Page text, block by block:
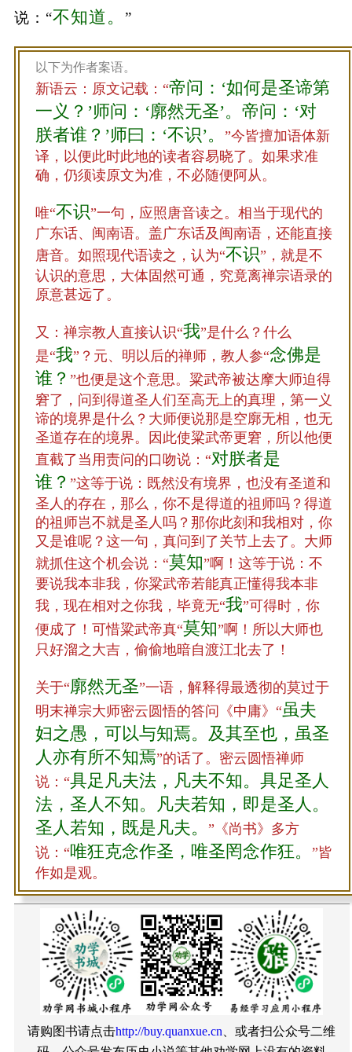
说：“不知道。 ”
以下为作者案语。
新语云：原文记载：“帝问：‘如何是圣谛第
一义？’师问：‘廓然无圣’。帝问：‘对
朕者谁？’师曰：‘不识’。
”今皆擅加语体新
译，以便此时此地的读者容易晓了。如果求准
确，仍须读原文为准，不必随便阿从。
唯“不识”一句，应照唐音读之。相当于现代的
广东话、闽南语。盖广东话及闽南语，还能直接
唐音。如照现代语读之，认为“不识”，就是不
认识的意思，大体固然可通，究竟离禅宗语录的
原意甚远了。
又：禅宗教人直接认识“我”是什么？什么
是“我”？元、明以后的禅师，教人参“念佛是
谁？ ”也便是这个意思。粱武帝被达摩大师迫得
窘了，问到得道圣人们至高无上的真理，第一义
谛的境界是什么？大师便说那是空廓无相，也无
圣道存在的境界。因此使粱武帝更窘，所以他便
直截了当用责问的口吻说：“对朕者是
谁？ ”这等于说：既然没有境界，也没有圣道和
圣人的存在，那么，你不是得道的祖师吗？得道
的祖师岂不就是圣人吗？那你此刻和我相对，你
又是谁呢？这一句，真问到了关节上去了。大师
就抓住这个机会说：“莫知”啊！这等于说：不
要说我本非我，你粱武帝若能真正懂得我本非
我，现在相对之你我，毕竟无“我”可得时，你
便成了！可惜粱武帝真“莫知”啊！所以大师也
只好溜之大吉，偷偷地暗自渡江北去了！
关于“廓然无圣”一语，解释得最透彻的莫过于
明末禅宗大师密云圆悟的答问《中庸》“虽夫
妇之愚，可以与知焉。及其至也，虽圣
人亦有所不知焉”的话了。密云圆悟禅师
说：“具足凡夫法，凡夫不知。具足圣人
法，圣人不知。凡夫若知，即是圣人。
圣人若知，既是凡夫。
”《尚书》多方
说：“唯狂克念作圣，唯圣罔念作狂。
”皆
作如是观。
请购图书请点击http://buy.quanxue.cn 、或者扫公众号二维